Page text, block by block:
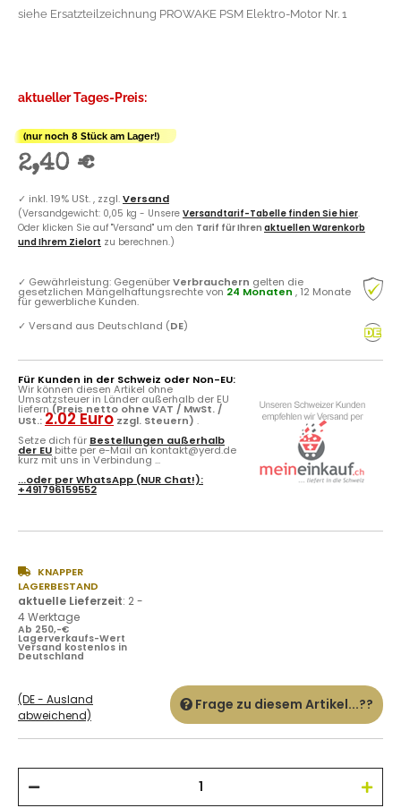
siehe Ersatzteilzeichnung PROWAKE PSM Elektro-Motor Nr. 1
aktueller Tages-Preis:
(nur noch 8 Stück am Lager!)
2,40 €
✓ inkl. 19% USt. , zzgl.Versand
(Versandgewicht: 0,05 kg - Unsere Versandtarif-Tabelle finden Sie hier.
Oder klicken Sie auf "Versand" um den Tarif für Ihren aktuellen Warenkorb
und Ihrem Zielort zu berechnen.)
✓ Gewährleistung: GegenüberVerbrauchern gelten die
gesetzlichen Mängelhaftungsrechte von 24 Monaten , 12 Monate
für gewerbliche Kunden.
✓ Versand aus Deutschland (DE)
Für Kunden in der Schweiz oder Non-EU:
Wir können diesen Artikel ohne
Umsatzsteuer in Länder außerhalb der EU
liefern (Preis netto ohne VAT / MwSt. /
USt.: 2.02 Euro zzgl. Steuern) .
Setze dich für Bestellungen außerhalb
der EU bitte per e-Mail an kontakt@yerd.de
kurz mit uns in Verbindung ...
...oder perWhatsApp (NUR Chat!):
+491796159552
KNAPPER
LAGERBESTAND
aktuelle Lieferzeit: 2 -
4 Werktage
Ab 250,-€
Lagerverkaufs-Wert
Versand kostenlos in
Deutschland
(DE - Ausland
abweichend)
Frage zu diesem Artikel...??